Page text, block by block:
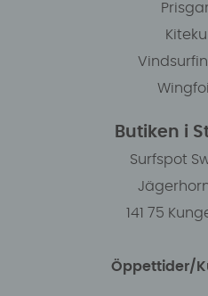
Butiken i
Surfspot
141 75
Öppettider/